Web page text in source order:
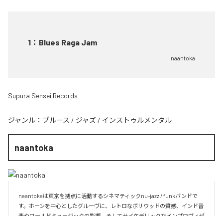
1 ： Blues Raga Jam
naantoka
Supura Sensei Records
ジャンル： ブルース / ジャズ / インストゥルメンタル
naantoka
naantokaは東京を拠点に活動するシネマティックnu-jazz / funkバンドで
す。ホーンを中心としたグルーヴに、レトロなボリウッドの質感、インド音